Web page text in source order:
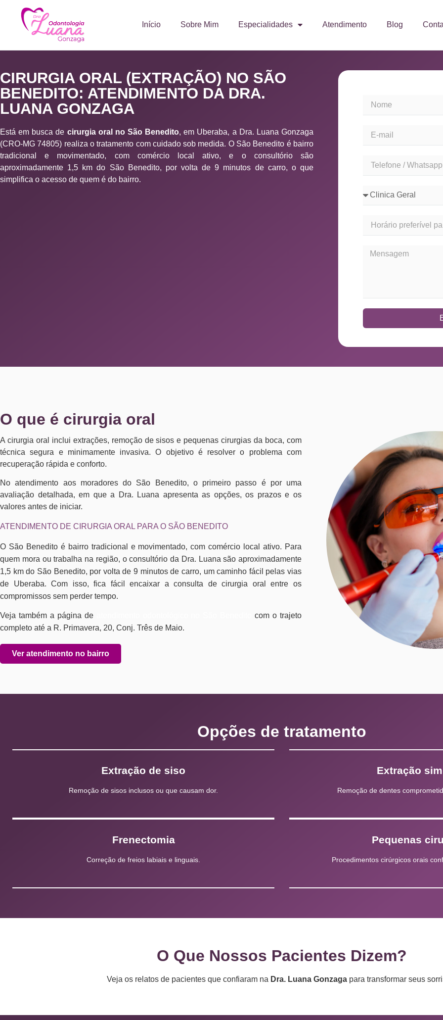
Início Sobre Mim Especialidades Atendimento Blog
CIRURGIA ORAL (EXTRAÇÃO) NO SÃO
BENEDITO: ATENDIMENTO DA DRA.
LUANA GONZAGA
Está em busca de cirurgia oral no São Benedito, em Uberaba, a Dra. Luana Gonzaga
(CRO-MG 74805) realiza o tratamento com cuidado sob medida. O São Benedito é bairro
tradicional e movimentado, com comércio local ativo, e o consultório são
aproximadamente 1,5 km do São Benedito, por volta de 9 minutos de carro, o que
simplifica o acesso de quem é do bairro.
O que é cirurgia oral
A cirurgia oral inclui extrações, remoção de sisos e pequenas cirurgias da boca, com
técnica segura e minimamente invasiva. O objetivo é resolver o problema com
recuperação rápida e conforto.
No atendimento aos moradores do São Benedito, o primeiro passo é por uma
avaliação detalhada, em que a Dra. Luana apresenta as opções, os prazos e os
valores antes de iniciar.
ATENDIMENTO DE CIRURGIA ORAL PARA O SÃO BENEDITO
O São Benedito é bairro tradicional e movimentado, com comércio local ativo. Para
quem mora ou trabalha na região, o consultório da Dra. Luana são aproximadamente
1,5 km do São Benedito, por volta de 9 minutos de carro, um caminho fácil pelas vias
de Uberaba. Com isso, fica fácil encaixar a consulta de cirurgia oral entre os
compromissos sem perder tempo.
Veja também a página de
com o trajeto
completo até a R. Primavera, 20, Conj. Três de Maio.
Ver atendimento no bairro
Opções de tratamento
Extração de siso
Remoção de sisos inclusos ou que causam dor.
Extração
Remoção de dentes
Frenectomia
Correção de freios labiais e linguais.
Pequenas
Procedimentos cirúrgicos orais
O Que Nossos Pacientes Dizem?
Veja os relatos de pacientes que confiaram na Dra. Luana Gonzaga para transformar seus